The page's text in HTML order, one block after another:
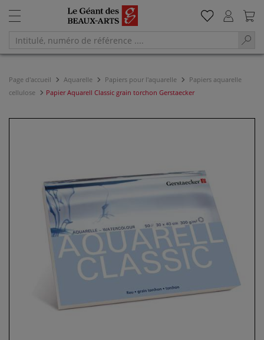
Page d'accueil Aquarelle Papiers pour l'aquarelle
Papiers aquarelle
cellulose
Papier Aquarell Classic grain torchon Gerstaecker